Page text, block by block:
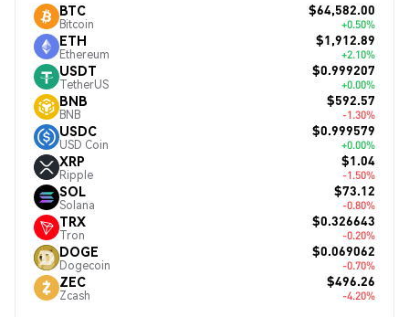
BTC
Bitcoin
$64,582.00
+0.50%
ETH
Ethereum
$1,912.89
+2.10%
USDT
TetherUS
$0.999207
+0.00%
BNB
BNB
$592.57
-1.30%
USDC
USD Coin
$0.999579
+0.00%
XRP
Ripple
$1.04
-1.50%
SOL
Solana
$73.12
-0.80%
TRX
Tron
$0.326643
-0.20%
DOGE
Dogecoin
$0.069062
-0.70%
ZEC
Zcash
$496.26
-4.20%